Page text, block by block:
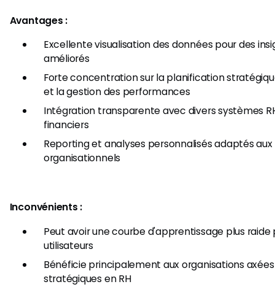
Avantages :
Excellente visualisation des données pour des
améliorés
Forte concentration sur la planification
et la gestion des performances
Intégration transparente avec divers systèmes
financiers
Reporting et analyses personnalisés adaptés aux
organisationnels
Inconvénients :
Peut avoir une courbe d'apprentissage plus raide
utilisateurs
Bénéficie principalement aux organisations
stratégiques en RH